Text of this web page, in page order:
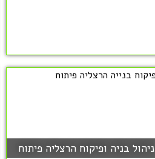
ניהול בניה ופיקוח הרצליה פיתוח